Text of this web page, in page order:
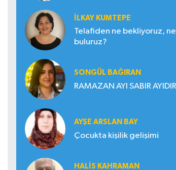
İLKAY KUMTEPE
Telafiden ne bekliyoruz, ne
buluruz?
SONGÜL BAĞIRAN
RAMAZAN AYI SABIR AYIDIR
AYŞE ARSLAN BAY
Çocukta kişilik gelişimi
HALIS KAHRAMAN